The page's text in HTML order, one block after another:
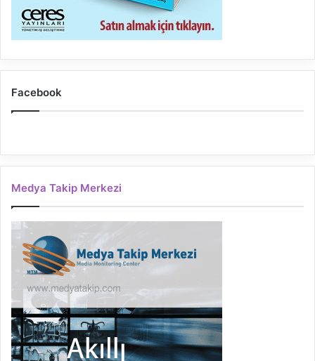
Facebook
Medya Takip Merkezi